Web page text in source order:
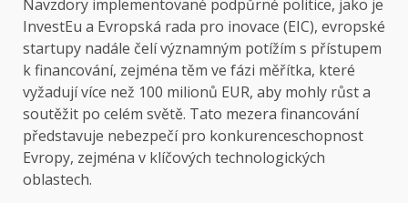
Navzdory implementované podpůrné politice, jako je
InvestEu a Evropská rada pro inovace (EIC), evropské
startupy nadále čelí významným potížím s přístupem
k financování, zejména těm ve fázi měřítka, které
vyžadují více než 100 milionů EUR, aby mohly růst a
soutěžit po celém světě. Tato mezera financování
představuje nebezpečí pro konkurenceschopnost
Evropy, zejména v klíčových technologických
oblastech.